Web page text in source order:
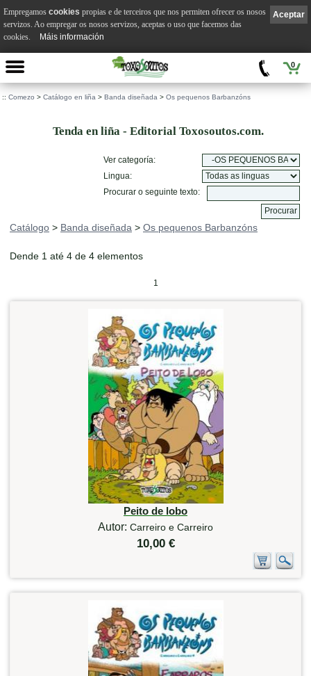
0
:: Comezo > Catálogo en liña > Banda diseñada > Os pequenos Barbanzóns
Tenda en liña - Editorial Toxosoutos.com.
Ver categoría:
Lingua:
Procurar o seguinte texto:
Catálogo > Banda diseñada > Os pequenos Barbanzóns
Dende 1 até 4 de 4 elementos
1
Peito de lobo
Autor: Carreiro e Carreiro
10,00 €
Aceptar
Empregamos cookies propias e de terceiros que nos permiten ofrecer os nosos
servizos. Ao empregar os nosos servizos, aceptas o uso que facemos das
cookies.
Máis información